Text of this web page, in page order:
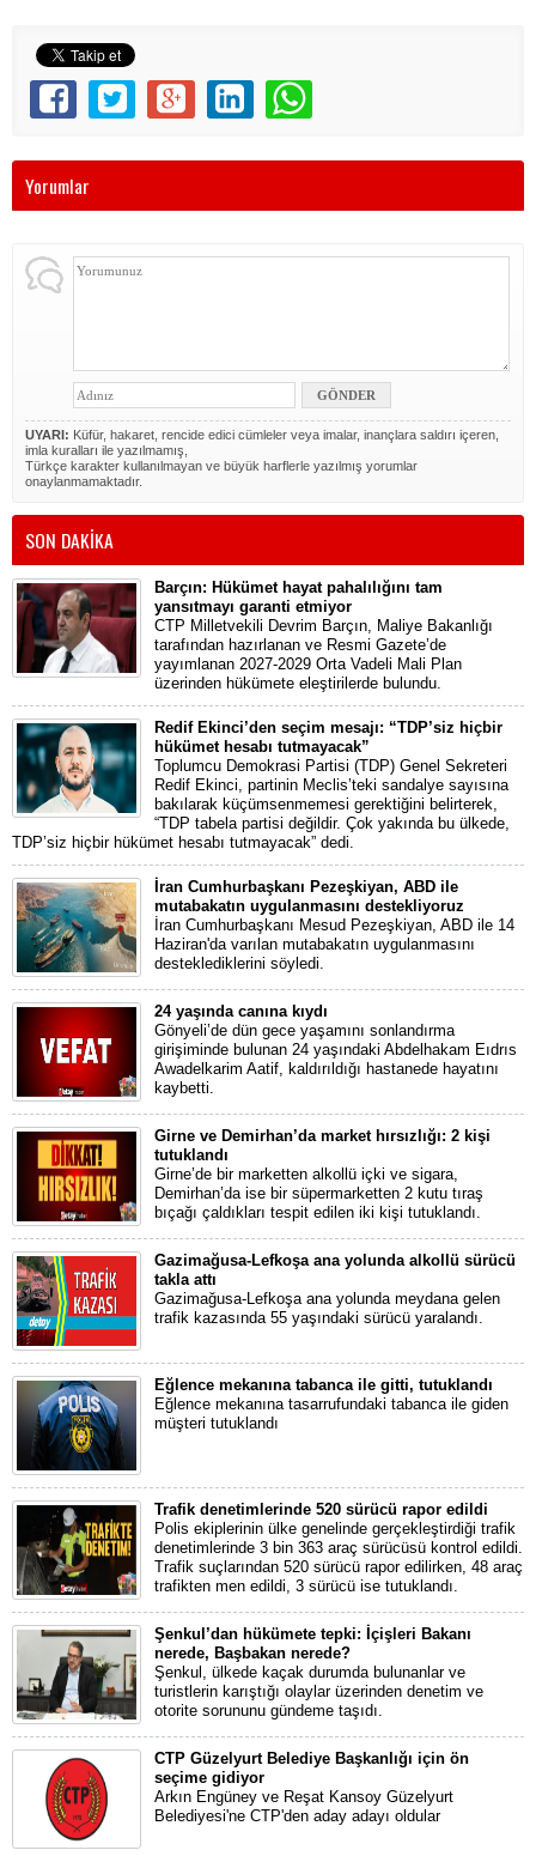
Yorumlar
UYARI: Küfür, hakaret, rencide edici cümleler veya imalar, inançlara saldırı içeren,
imla kuralları ile yazılmamış,
Türkçe karakter kullanılmayan ve büyük harflerle yazılmış yorumlar
onaylanmamaktadır.
SON DAKİKA
Barçın: Hükümet hayat pahalılığını tam
yansıtmayı garanti etmiyor
CTP Milletvekili Devrim Barçın, Maliye Bakanlığı
tarafından hazırlanan ve Resmi Gazete’de
yayımlanan 2027-2029 Orta Vadeli Mali Plan
üzerinden hükümete eleştirilerde bulundu.
Redif Ekinci’den seçim mesajı: “TDP’siz hiçbir
hükümet hesabı tutmayacak”
Toplumcu Demokrasi Partisi (TDP) Genel Sekreteri
Redif Ekinci, partinin Meclis’teki sandalye sayısına
bakılarak küçümsenmemesi gerektiğini belirterek,
“TDP tabela partisi değildir. Çok yakında bu ülkede,
TDP’siz hiçbir hükümet hesabı tutmayacak” dedi.
İran Cumhurbaşkanı Pezeşkiyan, ABD ile
mutabakatın uygulanmasını destekliyoruz
İran Cumhurbaşkanı Mesud Pezeşkiyan, ABD ile 14
Haziran'da varılan mutabakatın uygulanmasını
desteklediklerini söyledi.
24 yaşında canına kıydı
Gönyeli’de dün gece yaşamını sonlandırma
girişiminde bulunan 24 yaşındaki Abdelhakam Eıdrıs
Awadelkarim Aatif, kaldırıldığı hastanede hayatını
kaybetti.
Girne ve Demirhan’da market hırsızlığı: 2 kişi
tutuklandı
Girne’de bir marketten alkollü içki ve sigara,
Demirhan’da ise bir süpermarketten 2 kutu tıraş
bıçağı çaldıkları tespit edilen iki kişi tutuklandı.
Gazimağusa-Lefkoşa ana yolunda alkollü sürücü
takla attı
Gazimağusa-Lefkoşa ana yolunda meydana gelen
trafik kazasında 55 yaşındaki sürücü yaralandı.
Eğlence mekanına tabanca ile gitti, tutuklandı
Eğlence mekanına tasarrufundaki tabanca ile giden
müşteri tutuklandı
Trafik denetimlerinde 520 sürücü rapor edildi
Polis ekiplerinin ülke genelinde gerçekleştirdiği trafik
denetimlerinde 3 bin 363 araç sürücüsü kontrol edildi.
Trafik suçlarından 520 sürücü rapor edilirken, 48 araç
trafikten men edildi, 3 sürücü ise tutuklandı.
Şenkul’dan hükümete tepki: İçişleri Bakanı
nerede, Başbakan nerede?
Şenkul, ülkede kaçak durumda bulunanlar ve
turistlerin karıştığı olaylar üzerinden denetim ve
otorite sorununu gündeme taşıdı.
CTP Güzelyurt Belediye Başkanlığı için ön
seçime gidiyor
Arkın Engüney ve Reşat Kansoy Güzelyurt
Belediyesi'ne CTP'den aday adayı oldular